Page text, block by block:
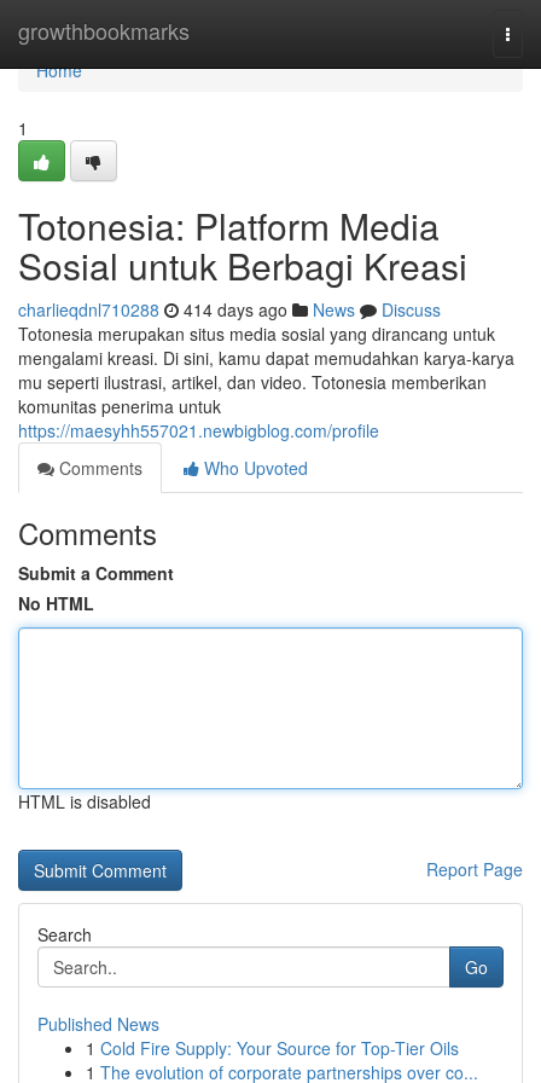
growthbookmarks
Home
Home
1
Totonesia: Platform Media
Sosial untuk Berbagi Kreasi
charlieqdnl710288 414 days ago News
Discuss
Totonesia merupakan situs media sosial yang dirancang untuk
mengalami kreasi. Di sini, kamu dapat memudahkan karya-karya
mu seperti ilustrasi, artikel, dan video. Totonesia memberikan
komunitas penerima untuk
https://maesyhh557021.newbigblog.com/profile
Comments
Who Upvoted
Comments
Submit a Comment
No HTML
HTML is disabled
Report Page
Search
Go
Published News
1 Cold Fire Supply: Your Source for Top-Tier Oils
1 The evolution of corporate partnerships over co...